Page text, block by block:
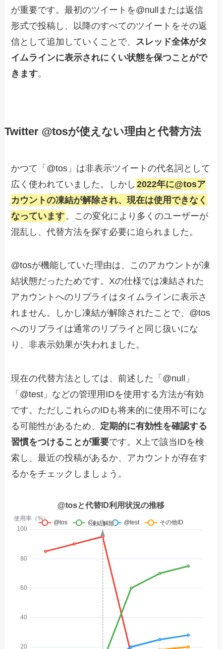
が重要です。最初のツイートを@nullまたは返信
形式で投稿し、以降のすべてのツイートをその返
信として追加していくことで、 スレッド全体がタ
イムラインに表示されにくい状態を保つことがで
きます。
Twitter @tosが使えない理由と代替方法
かつて「@tos」は非表示ツイートの代名詞として
広く使われていました。しかし 2022年に@tosア
カウントの凍結が解除され、現在は使用できなく
なっています 。この変化により多くのユーザーが
混乱し、代替方法を探す必要に迫られました。
@tosが機能していた理由は、このアカウントが凍
結状態だったためです。Xの仕様では凍結された
アカウントへのリプライはタイムラインに表示さ
れません。しかし凍結が解除されたことで、@tos
へのリプライは通常のリプライと同じ扱いにな
り、非表示効果が失われました。
現在の代替方法としては、前述した「@null」
「@test」などの管理用IDを使用する方法が有効
です。ただしこれらのIDも将来的に使用不可にな
る可能性があるため、 定期的に有効性を確認する
習慣をつけることが重要です。X上で該当IDを検
索し、最近の投稿があるか、アカウントが存在す
るかをチェックしましょう。